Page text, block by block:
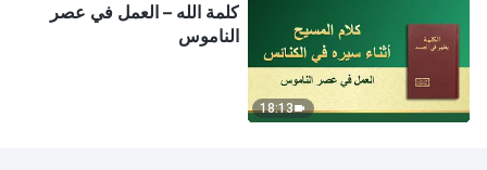
18:13
كلمة الله – العمل في عصر
الناموس